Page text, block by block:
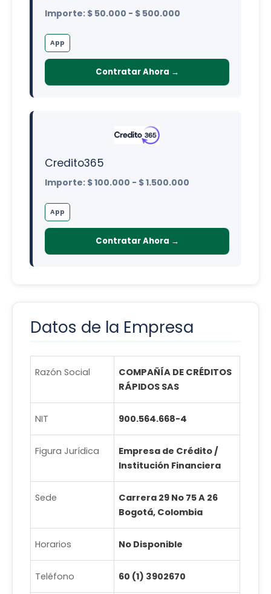
Importe: $ 50.000 - $ 500.000
App
Contratar Ahora →
Credito365
Importe: $ 100.000 - $ 1.500.000
App
Contratar Ahora →
Datos de la Empresa
Razón Social
COMPAÑÍA DE CRÉDITOS
RÁPIDOS SAS
NIT 900.564.668-4
Figura Jurídica
Empresa de Crédito /
Institución Financiera
Sede
Carrera 29 No 75 A 26
Bogotá, Colombia
Horarios No Disponible
Teléfono 60 (1) 3902670